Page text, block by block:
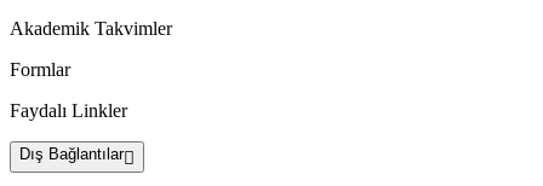
Akademik Takvimler
Formlar
Faydalı Linkler
Dış Bağlantılar